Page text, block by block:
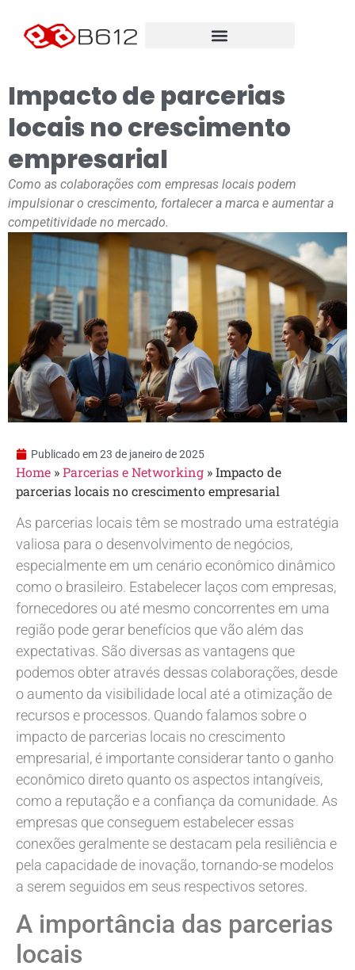
Impacto de parcerias
locais no crescimento
empresarial
Como as colaborações com empresas locais podem
impulsionar o crescimento, fortalecer a marca e aumentar a
competitividade no mercado.
Publicado em23 de janeiro de 2025
Home »Parcerias e Networking »Impacto de
parcerias locais no crescimento empresarial
As parcerias locais têm se mostrado uma estratégia
valiosa para o desenvolvimento de negócios,
especialmente em um cenário econômico dinâmico
como o brasileiro. Estabelecer laços com empresas,
fornecedores ou até mesmo concorrentes em uma
região pode gerar benefícios que vão além das
expectativas. São diversas as vantagens que
podemos obter através dessas colaborações, desde
o aumento da visibilidade local até a otimização de
recursos e processos. Quando falamos sobre o
impacto de parcerias locais no crescimento
empresarial, é importante considerar tanto o ganho
econômico direto quanto os aspectos intangíveis,
como a reputação e a confiança da comunidade. As
empresas que conseguem estabelecer essas
conexões geralmente se destacam pela resiliência e
pela capacidade de inovação, tornando-se modelos
a serem seguidos em seus respectivos setores.
A importância das parcerias
locais